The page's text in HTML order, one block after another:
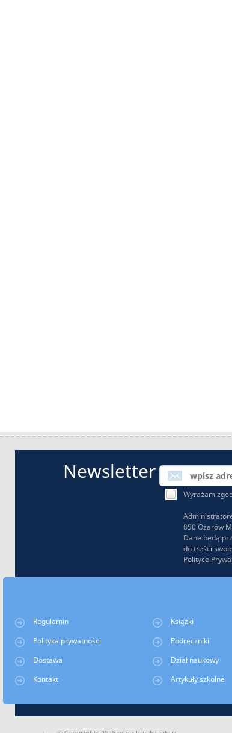
Newsletter
Wyrażam
850 Ożarów
Dane będą
do treści
Polityce
Regulamin
Polityka prywatności
Dostawa
Kontakt
Książki
Podręczniki
Dział naukowy
Artykuły szkolne